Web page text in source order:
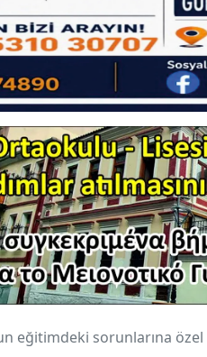
eğitimdeki sorunlarına